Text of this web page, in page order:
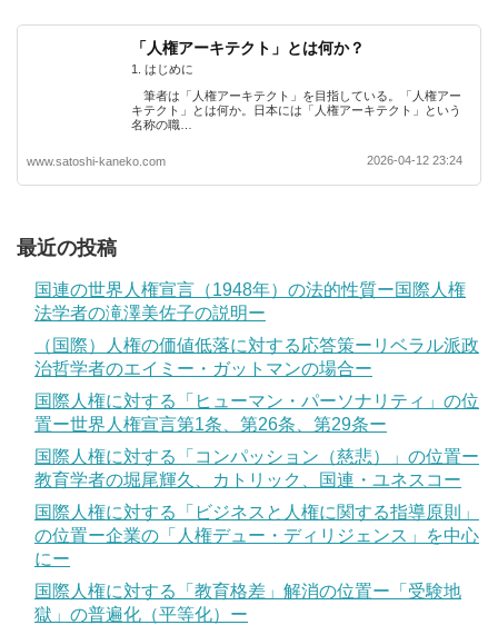
「人権アーキテクト」とは何か？
1. はじめに
筆者は「人権アーキテクト」を目指している。「人権アー
キテクト」とは何か。日本には「人権アーキテクト」という
名称の職…
www.satoshi-kaneko.com 2026-04-12 23:24
最近の投稿
国連の世界人権宣言（1948年）の法的性質ー国際人権
法学者の滝澤美佐子の説明ー
（国際）人権の価値低落に対する応答策ーリベラル派政
治哲学者のエイミー・ガットマンの場合ー
国際人権に対する「ヒューマン・パーソナリティ」の位
置ー世界人権宣言第1条、第26条、第29条ー
国際人権に対する「コンパッション（慈悲）」の位置ー
教育学者の堀尾輝久、カトリック、国連・ユネスコー
国際人権に対する「ビジネスと人権に関する指導原則」
の位置ー企業の「人権デュー・ディリジェンス」を中心
にー
国際人権に対する「教育格差」解消の位置ー「受験地
獄」の普遍化（平等化）ー